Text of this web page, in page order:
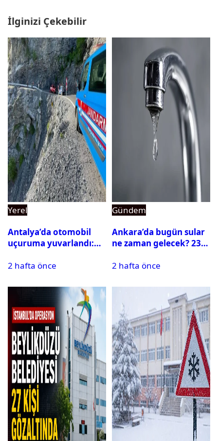
İlginizi Çekebilir
Yerel
Antalya’da otomobil
uçuruma yuvarlandı:
var
2 hafta önce
Gündem
Ankara’da bugün sular
ne zaman gelecek? 23
su kesintisi sorgulama
2 hafta önce